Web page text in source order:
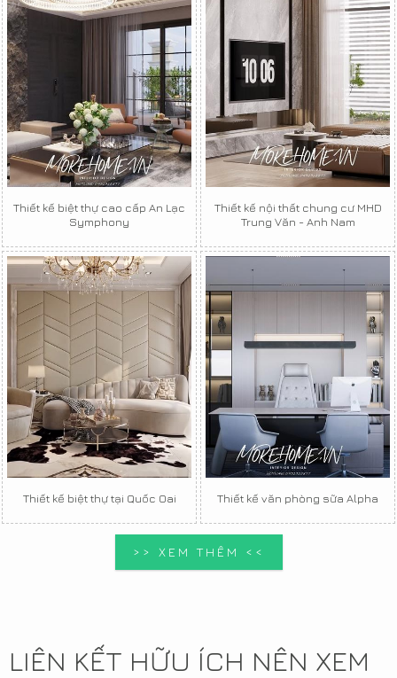
Thiết kế biệt thự cao cấp An Lạc
Symphony
Thiết kế nội thất chung cư MHD
Trung Văn - Anh Nam
Thiết kế biệt thự tại Quốc Oai Thiết kế văn phòng sữa Alpha
>> XEM THÊM <<
LIÊN KẾT HỮU ÍCH NÊN XEM